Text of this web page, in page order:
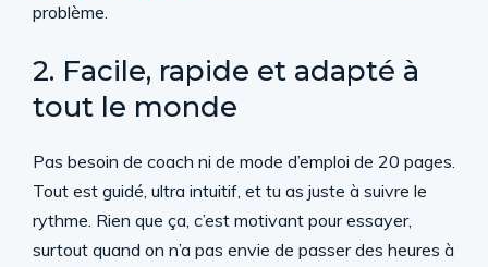
problème.
2. Facile, rapide et adapté à
tout le monde
Pas besoin de coach ni de mode d’emploi de 20 pages.
Tout est guidé, ultra intuitif, et tu as juste à suivre le
rythme. Rien que ça, c’est motivant pour essayer,
surtout quand on n’a pas envie de passer des heures à